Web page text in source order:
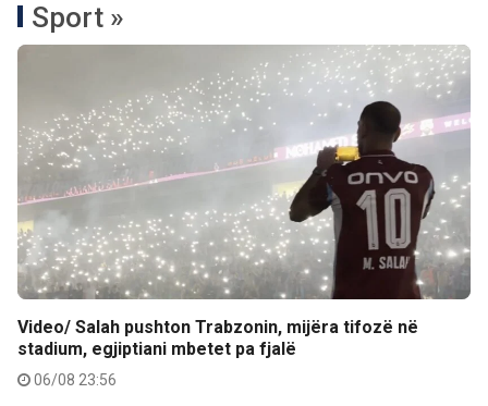
Sport »
Video/ Salah pushton Trabzonin, mijëra tifozë në
stadium, egjiptiani mbetet pa fjalë
06/08 23:56